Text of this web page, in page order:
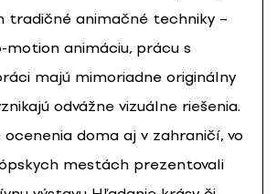
tradičné animačné techniky –
motion animáciu, prácu s
majú mimoriadne originálny
odvážne vizuálne riešenia.
ocenenia doma aj v zahraničí, vo
mestách prezentovali